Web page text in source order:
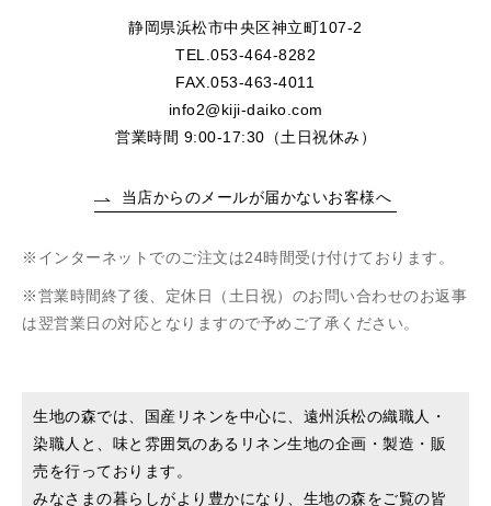
静岡県浜松市中央区神立町107-2
TEL.053-464-8282
FAX.053-463-4011
info2@kiji-daiko.com
営業時間 9:00-17:30（土日祝休み）
当店からのメールが届かないお客様へ
インターネットでのご注文は24時間受け付けております。
営業時間終了後、定休日（土日祝）のお問い合わせのお返事
は翌営業日の対応となりますので予めご了承ください。
生地の森では、国産リネンを中心に、遠州浜松の織職人・
染職人と、味と雰囲気のあるリネン生地の企画・製造・販
売を行っております。
みなさまの暮らしがより豊かになり、生地の森をご覧の皆